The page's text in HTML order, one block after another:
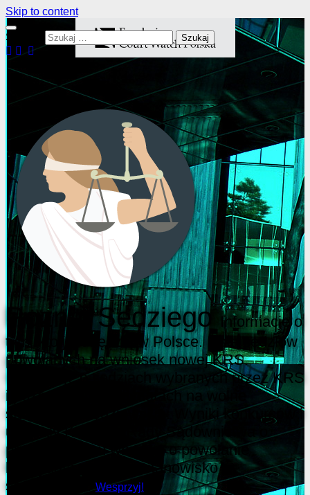
Skip to content
Szukaj:
Poznaj Sędziego
Informacje o
tym, kto jest sędzią w Polsce. Lista sędziów
powołanych na wniosek nowej KRS.
Informacje o sędziach wybranych przez KRS
i pozostałych kandydatach na wolne
stanowiska sędziowskie. Wyniki konkursów i
uchwały Krajowej Rady Sądownictwa o
przedstawieniu wniosku o powołanie
kandydata na wolne stanowisko
sędziowskie.
Wesprzyj!